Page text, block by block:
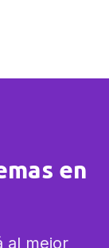
en
al mejor